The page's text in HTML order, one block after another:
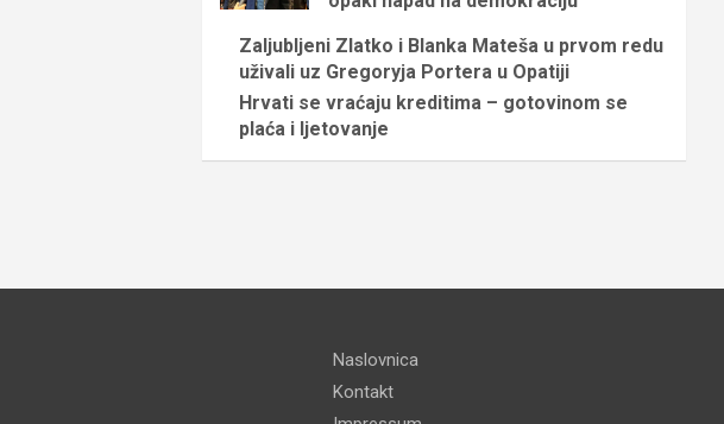
Zaljubljeni Zlatko i Blanka Mateša u prvom redu
uživali uz Gregoryja Portera u Opatiji
Hrvati se vraćaju kreditima – gotovinom se
plaća i ljetovanje
Naslovnica
Kontakt